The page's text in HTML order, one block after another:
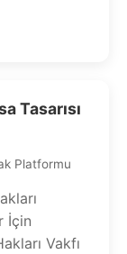
Tasarısı
Platformu
İçin
Vakfı